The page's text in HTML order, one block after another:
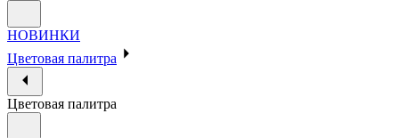
НОВИНКИ
Цветовая палитра
Цветовая палитра